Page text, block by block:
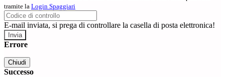
tramite la Login Spaggiari
E-mail inviata, si prega di controllare la casella di posta elettronica!
Errore
Chiudi
Successo